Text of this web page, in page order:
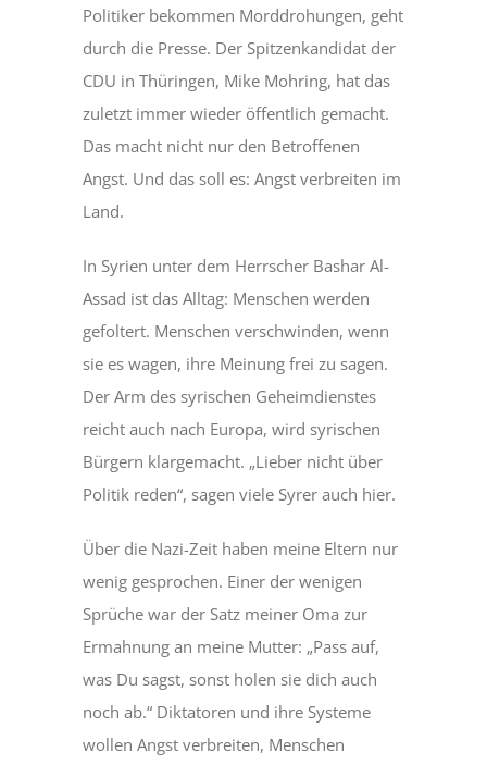
Politiker bekommen Morddrohungen, geht
durch die Presse. Der Spitzenkandidat der
CDU in Thüringen, Mike Mohring, hat das
zuletzt immer wieder öffentlich gemacht.
Das macht nicht nur den Betroffenen
Angst. Und das soll es: Angst verbreiten im
Land.
In Syrien unter dem Herrscher Bashar Al-
Assad ist das Alltag: Menschen werden
gefoltert. Menschen verschwinden, wenn
sie es wagen, ihre Meinung frei zu sagen.
Der Arm des syrischen Geheimdienstes
reicht auch nach Europa, wird syrischen
Bürgern klargemacht. „Lieber nicht über
Politik reden“, sagen viele Syrer auch hier.
Über die Nazi-Zeit haben meine Eltern nur
wenig gesprochen. Einer der wenigen
Sprüche war der Satz meiner Oma zur
Ermahnung an meine Mutter: „Pass auf,
was Du sagst, sonst holen sie dich auch
noch ab.“ Diktatoren und ihre Systeme
wollen Angst verbreiten, Menschen